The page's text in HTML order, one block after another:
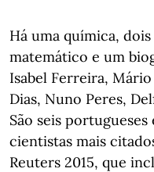
Há uma química,
matemático e um
Isabel Ferreira,
Dias, Nuno Peres,
São seis
cientistas mais
Reuters 2015, que